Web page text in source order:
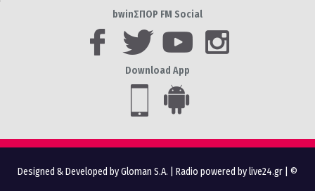
bwinΣΠΟΡ FM Social
Download App
Designed & Developed by Gloman S.A. Radio powered by live24.gr | ©